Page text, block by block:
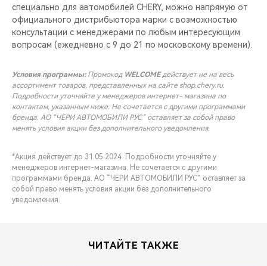
специально для автомобилей CHERY, можно напрямую от
официального дистрибьютора марки с возможностью
консультации с менеджерами по любым интересующим
вопросам (ежедневно с 9 до 21 по московскому времени).
Условия программы: Промокод WELCOMEдействует не на весь
ассортимент товаров, представленных на сайте shop.chery.ru.
Подробности уточняйте у менеджеров интернет- магазина по
контактам, указанным ниже. Не сочетается с другими программами
бренда. АО “ЧЕРИ АВТОМОБИЛИ РУС” оставляет за собой право
менять условия акции без дополнительного уведомления.
*Акция действует до 31.05.2024. Подробности уточняйте у
менеджеров интернет-магазина. Не сочетается с другими
программами бренда. АО “ЧЕРИ АВТОМОБИЛИ РУС” оставляет за
собой право менять условия акции без дополнительного
уведомления.
ЧИТАЙТЕ ТАКЖЕ